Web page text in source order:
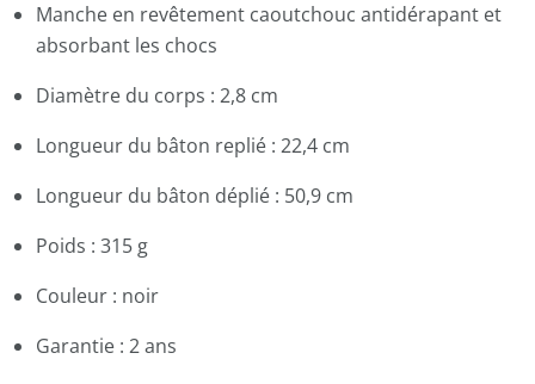
Manche en revêtement caoutchouc antidérapant et
absorbant les chocs
Diamètre du corps : 2,8 cm
Longueur du bâton replié : 22,4 cm
Longueur du bâton déplié : 50,9 cm
Poids : 315 g
Couleur : noir
Garantie : 2 ans